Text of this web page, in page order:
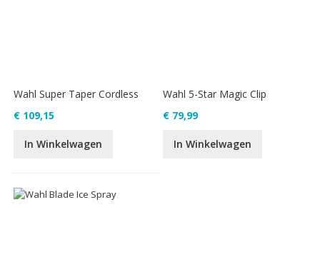
Wahl Super Taper Cordless
€ 109,15
In Winkelwagen
Wahl 5-Star Magic Clip
€ 79,99
In Winkelwagen